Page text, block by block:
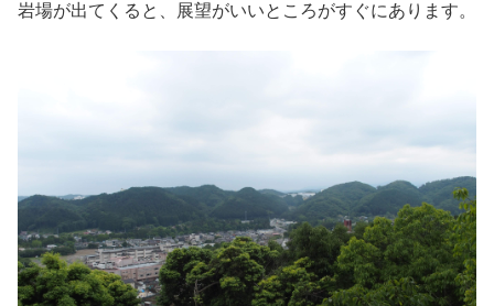
岩場が出てくると、展望がいいところがすぐにあります。